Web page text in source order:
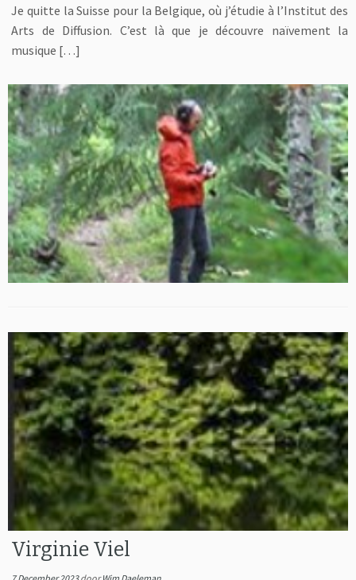
Je quitte la Suisse pour la Belgique, où j’étudie à l’Institut des
Arts de Diffusion. C’est là que je découvre naïvement la
musique […]
Virginie Viel